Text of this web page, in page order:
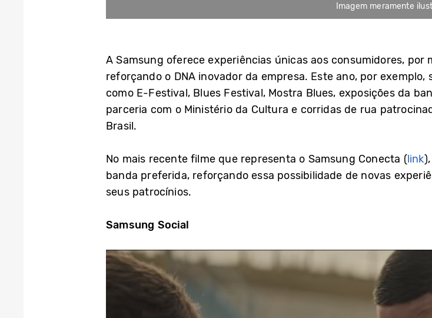
Imagem meramente
A Samsung oferece experiências únicas aos consumidores, por
reforçando o DNA inovador da empresa. Este ano, por
como E-Festival, Blues Festival, Mostra Blues, exposições da
parceria com o Ministério da Cultura e corridas de rua
Brasil.
No mais recente filme que representa o Samsung Conecta (link
banda preferida, reforçando essa possibilidade de novas
seus patrocínios.
Samsung Social